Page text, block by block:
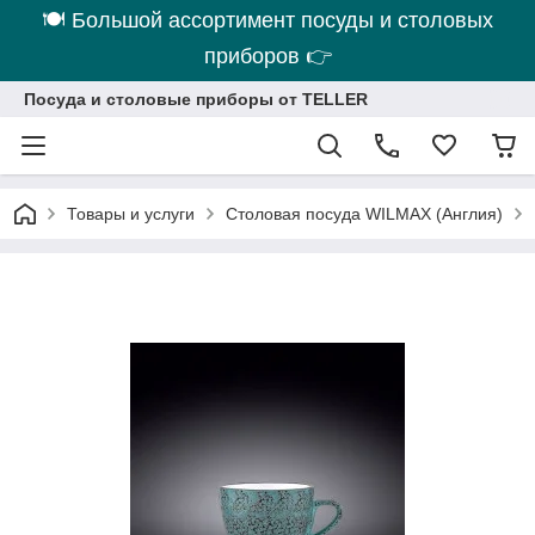
🍽 Большой ассортимент посуды и столовых
приборов 👉
Посуда и столовые приборы от TELLER
Товары и услуги Столовая посуда WILMAX (Англия)